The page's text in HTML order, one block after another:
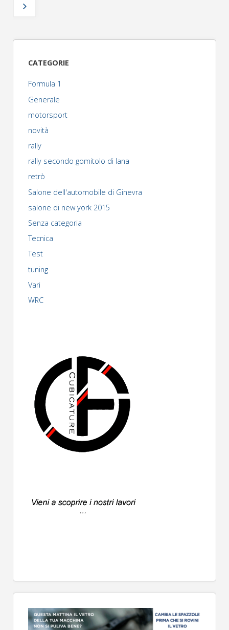
articoli
CATEGORIE
Formula 1
Generale
motorsport
novità
rally
rally secondo gomitolo di lana
retrò
Salone dell'automobile di Ginevra
salone di new york 2015
Senza categoria
Tecnica
Test
tuning
Vari
WRC